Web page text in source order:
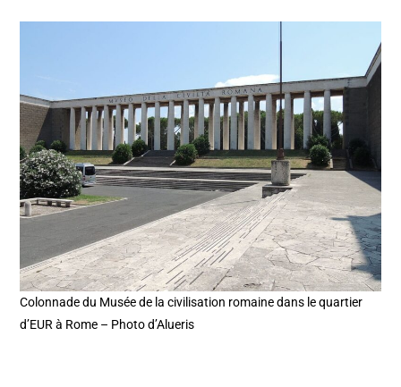
Colonnade du Musée de la civilisation romaine dans le quartier
d’EUR à Rome – Photo d’Alueris